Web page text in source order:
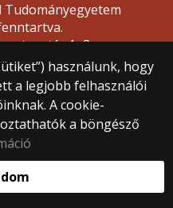
használunk, hogy
a legjobb felhasználói
A cookie-
a böngésző
tér 1–3.
+36 1 411 6500